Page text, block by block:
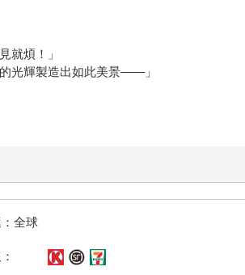
就煩！」
光輝製造出如此美景——」
吧？
——啪！
。
全球